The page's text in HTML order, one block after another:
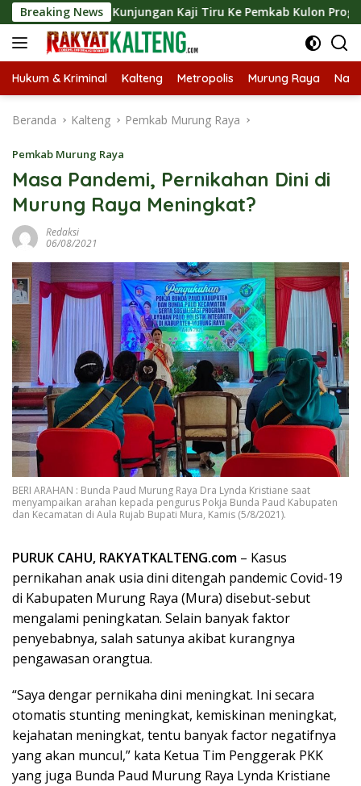
Langsung
ke
konten
Breaking News
Kunjungan Kaji Tiru Ke Pemkab Kulon Progo
Hukum & Kriminal Kalteng Metropolis Murung Raya
Beranda Kalteng Pemkab Murung Raya
Pemkab Murung Raya
Masa Pandemi, Pernikahan Dini di
Murung Raya Meningkat?
Redaksi
06/08/2021
BERI ARAHAN : Bunda Paud Murung Raya Dra Lynda Kristiane saat
menyampaikan arahan kepada pengurus Pokja Bunda Paud Kabupaten
dan Kecamatan di Aula Rujab Bupati Mura, Kamis (5/8/2021).
PURUK CAHU, RAKYATKALTENG.com – Kasus
pernikahan anak usia dini ditengah pandemic Covid-19
di Kabupaten Murung Raya (Mura) disebut-sebut
mengalami peningkatan. Selain banyak faktor
penyebabnya, salah satunya akibat kurangnya
pengawasan orangtua.
“Saya dengar pernikaha dini meningkat. Ini secara
otomatis stunting meningkat, kemiskinan meningkat,
kejahatan meningkat, tentu banyak factor negatifnya
yang akan muncul,” kata Ketua Tim Penggerak PKK
yang juga Bunda Paud Murung Raya Lynda Kristiane